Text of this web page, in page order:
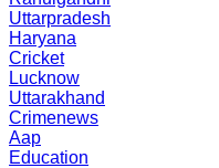
Uttarpradesh
Haryana
Cricket
Lucknow
Uttarakhand
Crimenews
Aap
Education